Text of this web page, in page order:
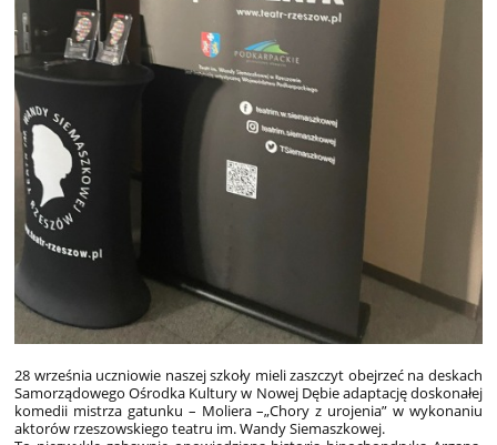
28 września uczniowie naszej szkoły mieli zaszczyt obejrzeć na deskach
Samorządowego Ośrodka Kultury w Nowej Dębie adaptację doskonałej
komedii mistrza gatunku – Moliera –„Chory z urojenia” w wykonaniu
aktorów rzeszowskiego teatru im. Wandy Siemaszkowej.